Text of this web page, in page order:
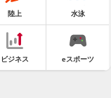
陸上 水泳
ビジネス eスポーツ